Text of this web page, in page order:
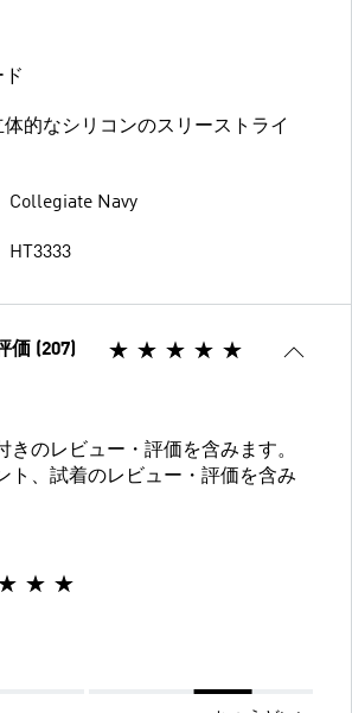
的なシリコンのスリーストライ
Collegiate Navy
HT3333
価 (207)
きのレビュー・評価を含みます。
ト、試着のレビュー・評価を含み